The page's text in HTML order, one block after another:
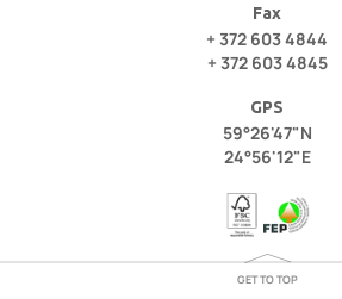
Fax
+ 372 603 4844
+ 372 603 4845
GPS
59°26'47"N
24°56'12"E
GET TO TOP